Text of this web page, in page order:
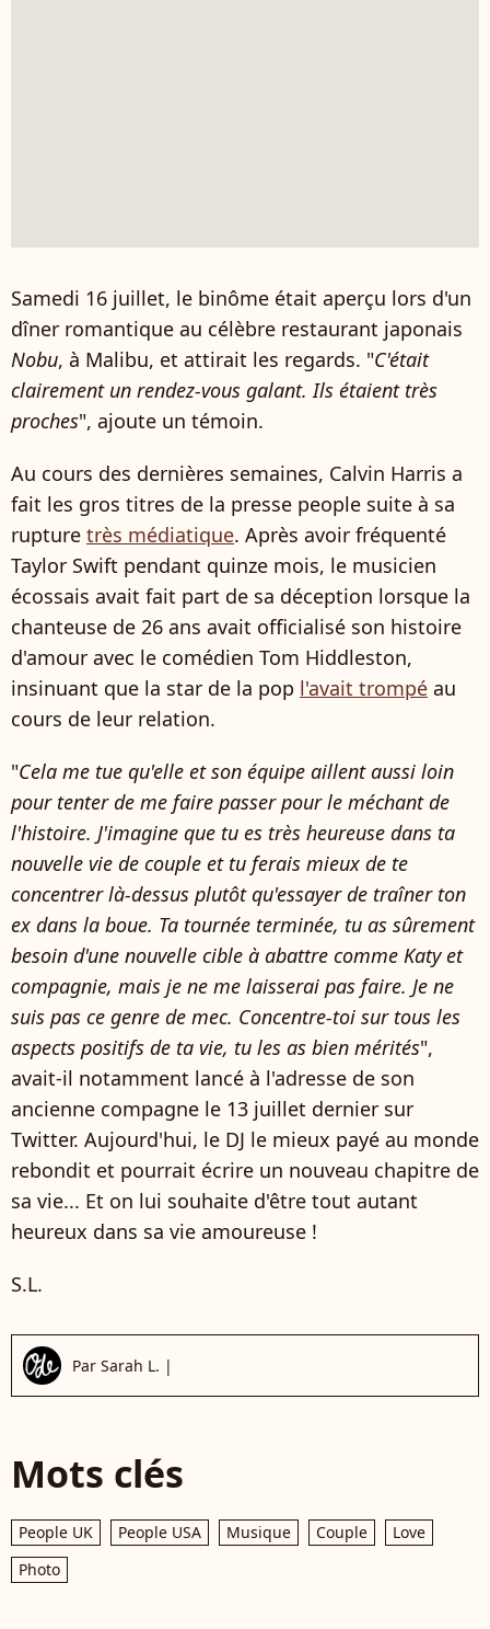
Samedi 16 juillet, le binôme était aperçu lors d'un
dîner romantique au célèbre restaurant japonais
Nobu, à Malibu, et attirait les regards. "C'était
clairement un rendez-vous galant. Ils étaient très
proches", ajoute un témoin.
Au cours des dernières semaines, Calvin Harris a
fait les gros titres de la presse people suite à sa
rupture très médiatique. Après avoir fréquenté
Taylor Swift pendant quinze mois, le musicien
écossais avait fait part de sa déception lorsque la
chanteuse de 26 ans avait officialisé son histoire
d'amour avec le comédien Tom Hiddleston,
insinuant que la star de la pop l'avait trompé au
cours de leur relation.
"Cela me tue qu'elle et son équipe aillent aussi loin
pour tenter de me faire passer pour le méchant de
l'histoire. J'imagine que tu es très heureuse dans ta
nouvelle vie de couple et tu ferais mieux de te
concentrer là-dessus plutôt qu'essayer de traîner ton
ex dans la boue. Ta tournée terminée, tu as sûrement
besoin d'une nouvelle cible à abattre comme Katy et
compagnie, mais je ne me laisserai pas faire. Je ne
suis pas ce genre de mec. Concentre-toi sur tous les
aspects positifs de ta vie, tu les as bien mérités",
avait-il notamment lancé à l'adresse de son
ancienne compagne le 13 juillet dernier sur
Twitter. Aujourd'hui, le DJ le mieux payé au monde
rebondit et pourrait écrire un nouveau chapitre de
sa vie... Et on lui souhaite d'être tout autant
heureux dans sa vie amoureuse !
S.L.
Par Sarah L. |
Mots clés
People UK People USA Musique Couple
Love
Photo